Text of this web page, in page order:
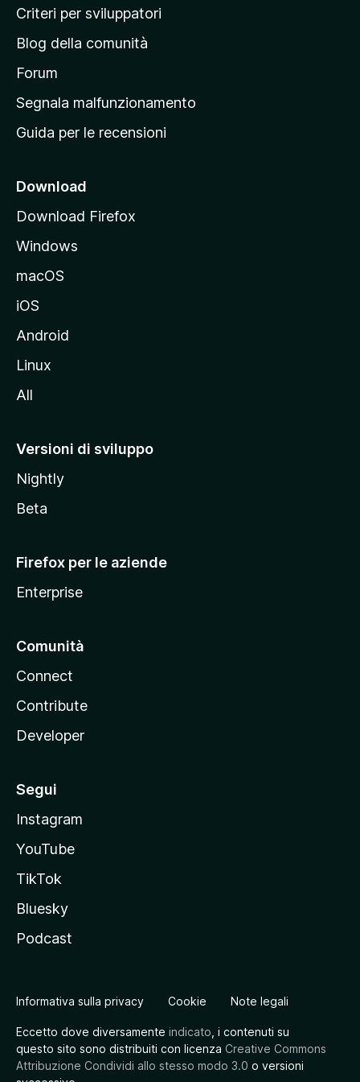
i
a
p
r
n
i
a
l
e
l
t
M
z
i
a
Criteri per sviluppatori
Blog della comunità
Forum
Segnala malfunzionamento
Guida per le recensioni
Download
Download Firefox
Windows
macOS
iOS
Android
Linux
All
Versioni di sviluppo
Nightly
Beta
Firefox per le aziende
Enterprise
Comunità
Connect
Contribute
Developer
Segui
Instagram
YouTube
TikTok
Bluesky
Podcast
Informativa sulla privacy Cookie Note legali
Eccetto dove diversamente indicato , i contenuti su
questo sito sono distribuiti con licenza Creative Commons
Attribuzione Condividi allo stesso modo 3.0 o versioni